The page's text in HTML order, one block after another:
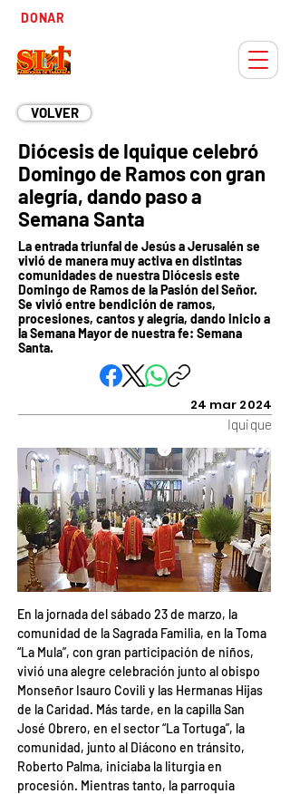
DONAR
VOLVER
Diócesis de Iquique celebró
Domingo de Ramos con gran
alegría, dando paso a
Semana Santa
La entrada triunfal de Jesús a Jerusalén se
vivió de manera muy activa en distintas
comunidades de nuestra Diócesis este
Domingo de Ramos de la Pasión del Señor.
Se vivió entre bendición de ramos,
procesiones, cantos y alegría, dando inicio a
la Semana Mayor de nuestra fe: Semana
Santa.
24 mar 2024
Iquique
En la jornada del sábado 23 de marzo, la
comunidad de la Sagrada Familia, en la Toma
“La Mula”, con gran participación de niños,
vivió una alegre celebración junto al obispo
Monseñor Isauro Covili y las Hermanas Hijas
de la Caridad. Más tarde, en la capilla San
José Obrero, en el sector “La Tortuga”, la
comunidad, junto al Diácono en tránsito,
Roberto Palma, iniciaba la liturgia en
procesión. Mientras tanto, la parroquia